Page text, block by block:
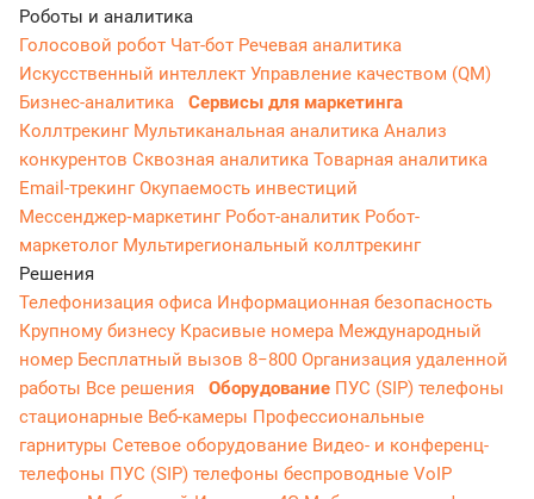
Роботы и аналитика
Голосовой робот Чат-бот Речевая аналитика
Искусственный интеллект Управление качеством (QM)
Бизнес-аналитика
Сервисы для маркетинга
Коллтрекинг Мультиканальная аналитика Анализ
конкурентов Сквозная аналитика Товарная аналитика
Email-трекингОкупаемость инвестиций
Мессенджер‑маркетинг Робот-аналитик Робот-
маркетолог Мультирегиональный коллтрекинг
Решения
Телефонизация офиса Информационная безопасность
Крупному бизнесу Красивые номера Международный
номер Бесплатный вызов 8−800 Организация удаленной
работы Все решения Оборудование ПУС (SIP) телефоны
стационарные Веб-камеры Профессиональные
гарнитуры Сетевое оборудование Видео- и конференц-
телефоны ПУС (SIP) телефоны беспроводные VoIP